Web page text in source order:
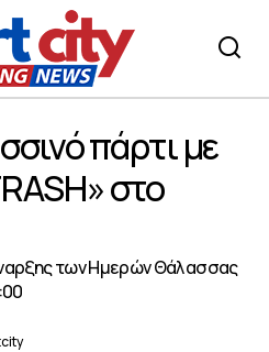
πάρτι με
στο
των Ημερών Θάλασσας